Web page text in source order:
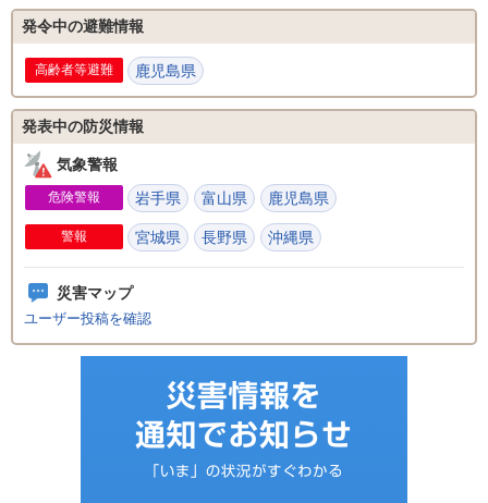
発令中の避難情報
高齢者等避難 鹿児島県
発表中の防災情報
気象警報
危険警報 岩手県 富山県 鹿児島県
警報 宮城県 長野県 沖縄県
災害マップ
ユーザー投稿を確認